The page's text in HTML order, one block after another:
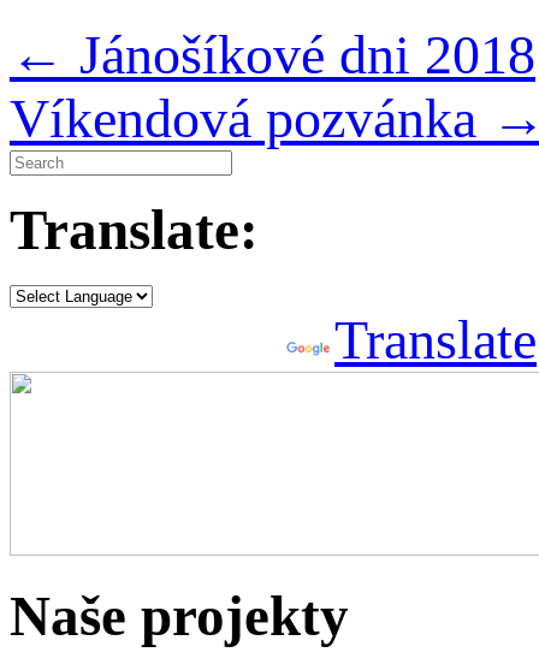
← Jánošíkové dni 2018
Víkendová pozvánka
Translate:
Translate
Naše projekty